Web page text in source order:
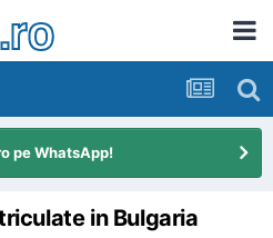
pe WhatsApp!
in Bulgaria